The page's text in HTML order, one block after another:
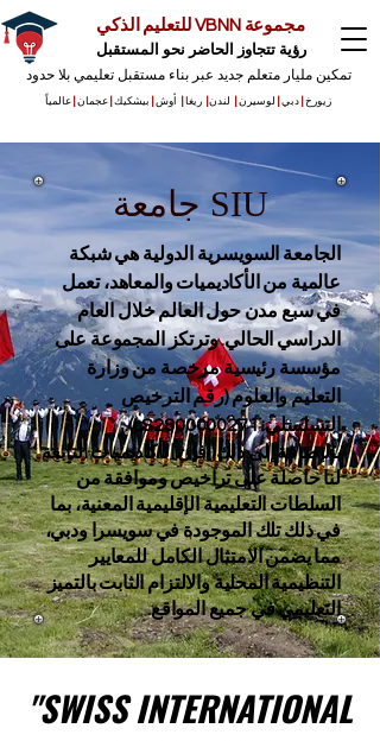
مجموعة VBNN للتعليم الذكي
رؤية تتجاوز الحاضر نحو المستقبل
تمكين مليار متعلم جديد عبر بناء مستقبل تعليمي بلا حدود
زيورخ دبي لوسيرن لندن ريغا أوش بيشكيك عجمان |عالمياً
جامعة SIU
الجامعة السويسرية الدولية هي شبكة
عالمية من الأكاديميات والمعاهد، تعمل
في سبع مدن حول العالم خلال العام
الدراسي الحالي. وترتكز المجموعة على
مؤسسة رئيسية مرخصة من وزارة
التعليم والعلوم (رقم الترخيص
التسلسلي: LS2800000271).
بالإضافة إلى ذلك، فإن الأكاديميات التابعة
لنا حاصلة على تراخيص وموافقة من
السلطات التعليمية الإقليمية المعنية، بما
في ذلك تلك الموجودة في سويسرا ودبي،
مما يضمن الامتثال الكامل للمعايير
التنظيمية المحلية والالتزام الثابت بالتميز
التعليمي في جميع المواقع.
"SWISS INTERNATIONAL